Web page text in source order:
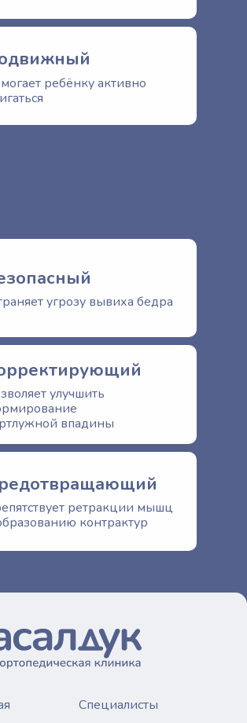
угрозу вывиха бедра
улучшить
впадины
ребёнку активно
ретракции мышц
контрактур
Специалисты